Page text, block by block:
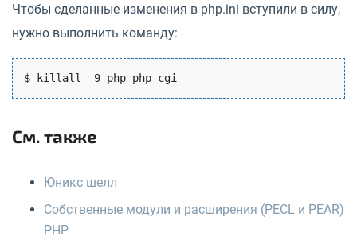
Чтобы сделанные изменения в php.ini вступили в силу,
нужно выполнить команду:
См. также
Юникс шелл
Собственные модули и расширения (PECL и PEAR)
PHP